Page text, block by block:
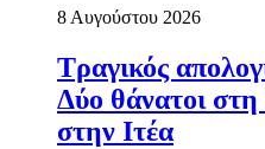
8 Αυγούστου 2026
Τραγικός
Δύο θάνατοι
στην Ιτέα